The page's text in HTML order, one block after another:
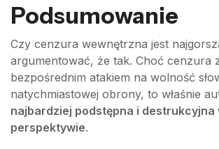
Podsumowanie
Czy cenzura wewnętrzna jest
argumentować, że tak. Choć cenzura
bezpośrednim atakiem na wolność
natychmiastowej obrony, to właśnie
najbardziej podstępna i destrukcyjna
perspektywie.